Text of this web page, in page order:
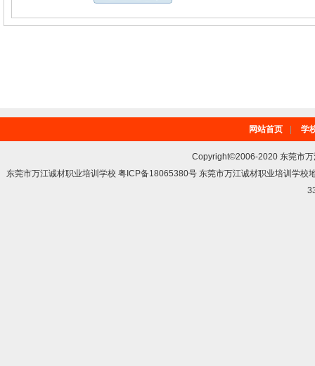
网站首页 学
Copyright©2006-2020 东莞市
东莞市万江诚材职业培训学校 粤ICP备18065380号 东莞市万江诚材职业培训学